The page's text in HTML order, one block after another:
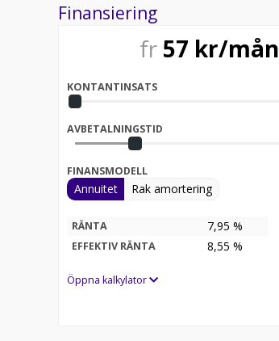
Finansiering
fr 57 kr/mån
KONTANTINSATS
AVBETALNINGSTID
FINANSMODELL
Annuitet Rak amortering
RÄNTA 7,95 %
EFFEKTIV RÄNTA 8,55 %
Öppna kalkylator